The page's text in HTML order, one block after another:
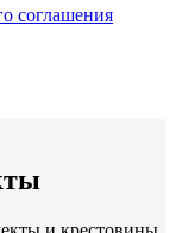
coглaшeния